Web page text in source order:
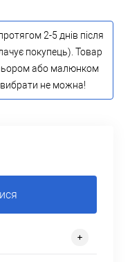
2-5 днів після
покупець). Товар
або малюнком
не можна!